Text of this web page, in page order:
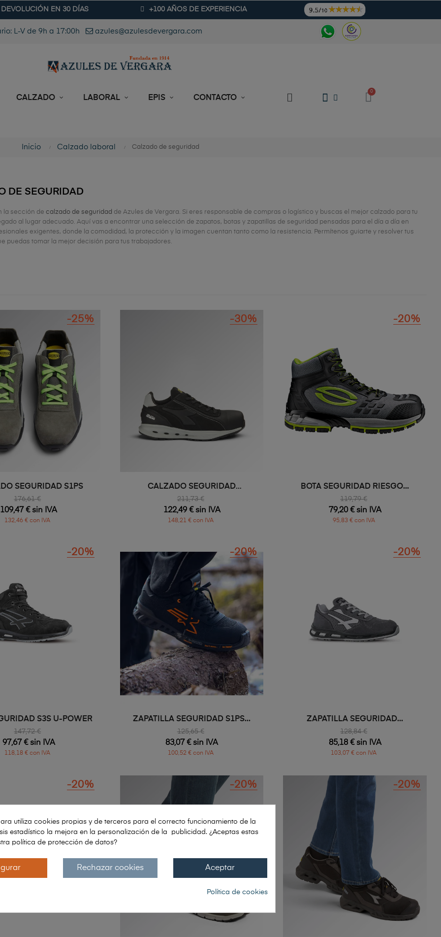
DEVOLUCIÓN EN 30 DÍAS +100 AÑOS DE EXPERIENCIA
L-V de 9h a 17:00h azules@azulesdevergara.com
CALZADO LABORAL EPIS CONTACTO
Inicio Calzado laboral Calzado de seguridad
DE SEGURIDAD
la sección de calzado de seguridad de Azules de Vergara. Si eres responsable de compras o logístico y buscas el mejor calzado para tu
al lugar adecuado. Aquí vas a encontrar una selección de zapatos, botas y zapatillas de seguridad pensadas para el día a día en
exigentes, donde la comodidad, la protección y la imagen cuentan tanto como la resistencia. Permítenos guiarte y resolver tus
puedas tomar la mejor decisión para tus trabajadores.
SEGURIDAD S1PS
176,61 €
-25%
109,47 € sin IVA
132,46 € con IVA
CALZADO SEGURIDAD
TRANSPIRABLE
211,73 €
-30%
122,49 € sin IVA
148,21 € con IVA
BOTA SEGURIDAD RIESGO...
119,79 €
-20%
79,20 € sin IVA
95,83 € con IVA
S3S U-POWER
147,72 €
-20%
97,67 € sin IVA
118,18 € con IVA
ZAPATILLA SEGURIDAD S1PS...
125,65 €
-20%
83,07 € sin IVA
100,52 € con IVA
ZAPATILLA SEGURIDAD...
128,84 €
-20%
85,18 € sin IVA
103,07 € con IVA
-20% -20% -20%
utiliza cookies propias y de terceros para el correcto funcionamiento de la
estadístico la mejora en la personalización de la publicidad. ¿Aceptas estas
política de protección de datos?
Aceptar
Rechazar cookies
Política de cookies